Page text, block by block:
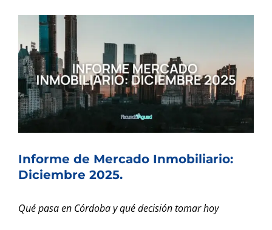
imagen
más
grande
Informe de Mercado Inmobiliario:
Diciembre 2025.
Qué pasa en Córdoba y qué decisión tomar hoy